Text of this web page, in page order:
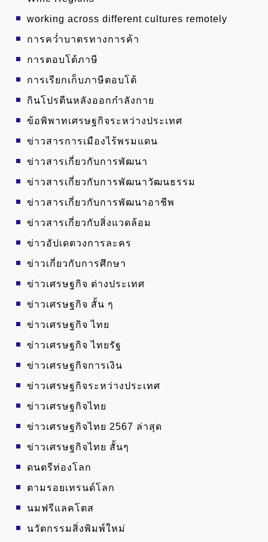
working across different cultures remotely
การคว่ำบาตรทางการค้า
การตอบโต้ภาษี
การเรียกเก็บภาษีตอบโต้
กินโปรตีนหลังออกกำลังกาย
ข้อพิพาทเศรษฐกิจระหว่างประเทศ
ข่าวสารการเมืองไร้พรมแดน
ข่าวสารเกี่ยวกับการพัฒนา
ข่าวสารเกี่ยวกับการพัฒนาวัฒนธรรม
ข่าวสารเกี่ยวกับการพัฒนาอาชีพ
ข่าวสารเกี่ยวกับสิ่งแวดล้อม
ข่าวอัปเดตวงการละคร
ข่าวเกี่ยวกับการศึกษา
ข่าวเศรษฐกิจ ต่างประเทศ
ข่าวเศรษฐกิจ สั้น ๆ
ข่าวเศรษฐกิจ ไทย
ข่าวเศรษฐกิจ ไทยรัฐ
ข่าวเศรษฐกิจการเงิน
ข่าวเศรษฐกิจระหว่างประเทศ
ข่าวเศรษฐกิจไทย
ข่าวเศรษฐกิจไทย 2567 ล่าสุด
ข่าวเศรษฐกิจไทย สั้นๆ
ดนตรีท่องโลก
ตามรอยเทรนด์โลก
นมฟรีแลคโตส
นวัตกรรมสิ่งพิมพ์ใหม่